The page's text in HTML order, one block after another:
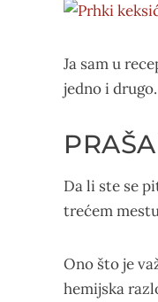
Ja sam u
jedno i drugo.
Da li ste se
trećem
Ono što je
hemijska